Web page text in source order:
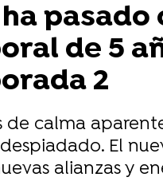
pasado
de 5
2
de calma
El
alianzas y